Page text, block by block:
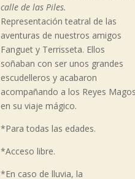
calle de las Piles.
Representación teatral de las
aventuras de nuestros amigos
Fanguet y Terrisseta. Ellos
soñaban con ser unos grandes
escudelleros y acabaron
acompañando a los Reyes
en su viaje mágico.
*Para todas las edades.
*Acceso libre.
*En caso de lluvia, la